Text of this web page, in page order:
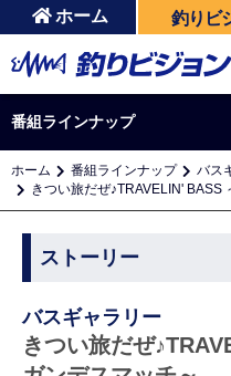
ホーム 釣りビ
番組ラインナップ
ホーム 番組ラインナップ
バス
きつい旅だぜ♪TRAVELIN' BASS
ストーリー
バスギャラリー
きつい旅だぜ